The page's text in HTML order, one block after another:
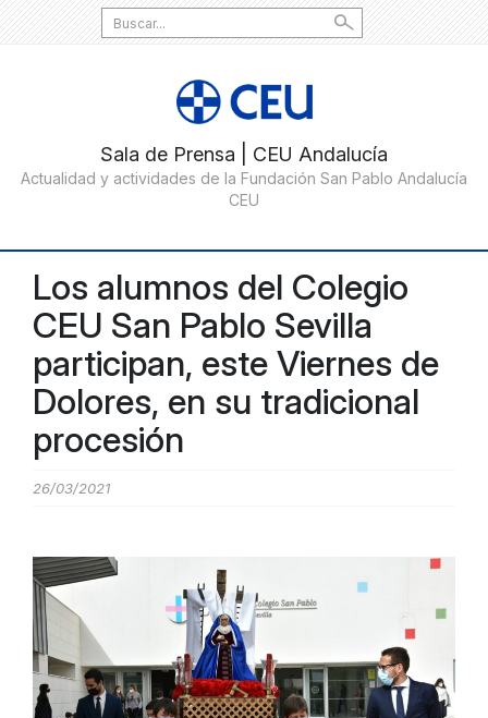
Search
for:
Los alumnos del Colegio
CEU San Pablo Sevilla
participan, este Viernes de
Dolores, en su tradicional
procesión
26/03/2021